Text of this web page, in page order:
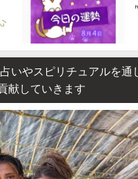
いやスピリチュアルを通
献していきます